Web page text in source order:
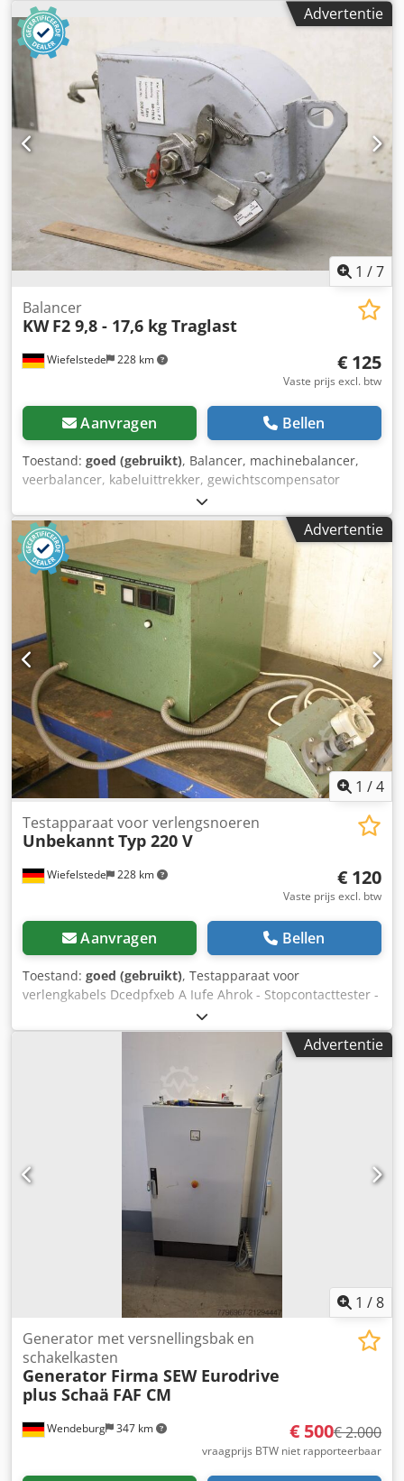
Advertentie
1 /7
Wiefelstede 228 km
Balancer
KW F2 9,8 - 17,6 kg Traglast
€ 125
Vaste prijs excl. btw
Aanvragen Bellen
Toestand: goed (gebruikt), Balancer, machinebalancer,
veerbalancer, kabeluittrekker, gewichtscompensator
Dcodsir E S Ispfx Ahrek - Fabrikant: KW, veerbalancer type
F2 met vergrendeling - Belastingscapaciteit: 98–176 N -
Kabellengte: 1,9 m - Aantal: 2 stuks veerbalancers
beschikbaar - Prijs: per stuk - Afmetingen: 225/125/H340
mm - Eigen gewicht: 10,3 kg/stuk
Advertentie
1 /4
Wiefelstede 228 km
Testapparaat voor verlengsnoeren
UnbekanntTyp 220 V
€ 120
Vaste prijs excl. btw
Aanvragen Bellen
Toestand: goed (gebruikt), Testapparaat voor
verlengkabels Dcedpfxeb A Iufe Ahrok - Stopcontacttester -
Testapparaat voor: verlengkabels, tafelstekkerdozen -
Gewicht: 30 kg
Advertentie
1 /8
Wendeburg 347 km
Generator met versnellingsbak en
schakelkasten
Generator Firma SEW Eurodrive
plus Schaä FAF CM
€ 500€ 2.000
vraagprijs BTW niet rapporteerbaar